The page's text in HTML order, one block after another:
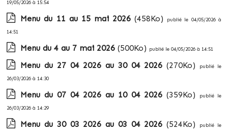
19/05/2026 à 15:54
Menu du 11 au 15 mai 2026 (458Ko)
publié le 04/05/2026 à
14:51
Menu du 4 au 7 mai 2026 (500Ko) publié le 04/05/2026 à 14:51
Menu du 27 04 2026 au 30 04 2026 (270Ko)
publié le
26/03/2026 à 14:30
Menu du 07 04 2026 au 10 04 2026 (359Ko)
publié le
26/03/2026 à 14:29
Menu du 30 03 2026 au 03 04 2026 (524Ko)
publié le